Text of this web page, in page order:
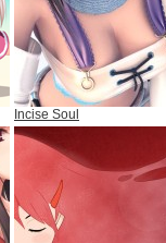
Incise Soul